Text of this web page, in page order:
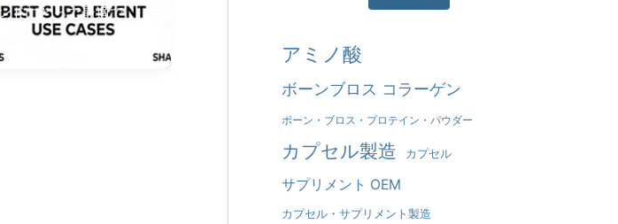
ンドにとって最適で
そ
わ
る
も
アミノ酸
ボーンブロス コラーゲン
ボーン・ブロス・プロテイン・パウダー
カプセル製造 カプセル
サプリメント OEM
カプセル・サプリメント製造